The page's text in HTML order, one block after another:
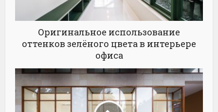
Оригинальное использование
оттенков зелёного цвета в интерьере
офиса